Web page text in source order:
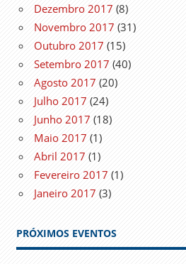
Dezembro 2017 (8)
Novembro 2017 (31)
Outubro 2017 (15)
Setembro 2017 (40)
Agosto 2017 (20)
Julho 2017 (24)
Junho 2017 (18)
Maio 2017 (1)
Abril 2017 (1)
Fevereiro 2017 (1)
Janeiro 2017 (3)
PRÓXIMOS EVENTOS